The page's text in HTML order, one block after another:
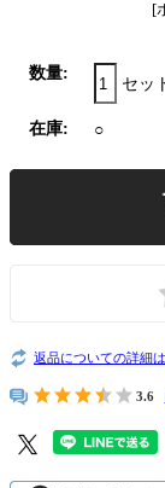
[
数量:
セッ
在庫: ○
返品についての詳細
3.6